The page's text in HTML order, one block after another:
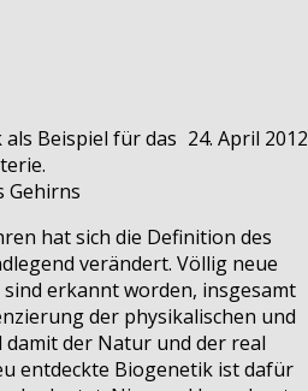
24. April 2012
als Beispiel für das
Gehirns
hat sich die Definition des
verändert. Völlig neue
erkannt worden, insgesamt
der physikalischen und
damit der Natur und der real
entdeckte Biogenetik ist dafür